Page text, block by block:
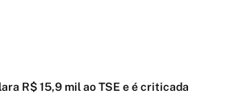
R$ 15,9 mil ao TSE e é criticada